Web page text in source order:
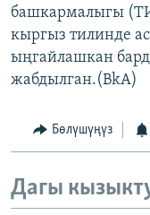
ЫҢГАЙСЫЗ СУРООЛОР
ЭЕ/АРнун
башкармалыгы
кыргыз тилинде
ыңгайлашкан
жабдылган.(BkA)
Бөлүшүңүз
Дагы